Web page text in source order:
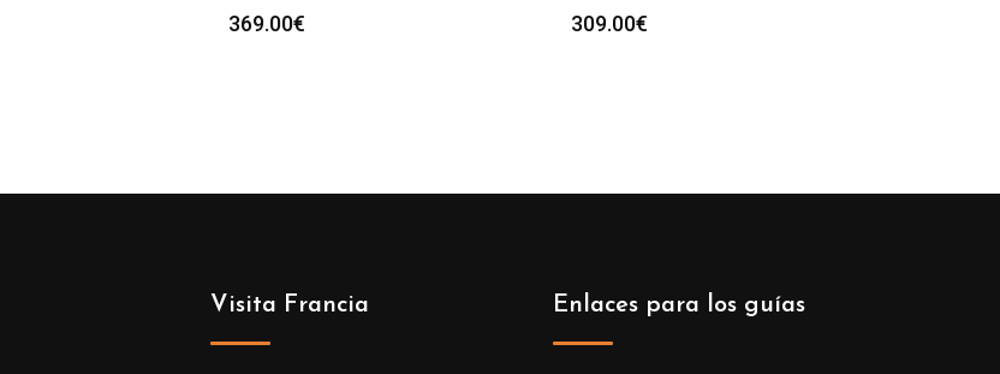
369.00€ 309.00€
Visita Francia Enlaces para los guías